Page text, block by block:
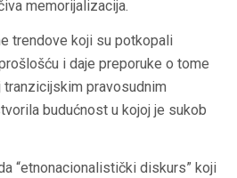
memorijalizacija.
trendove koji su potkopali
i daje preporuke o tome
pravosudnim
budućnost u kojoj je sukob
“etnonacionalistički diskurs” koji